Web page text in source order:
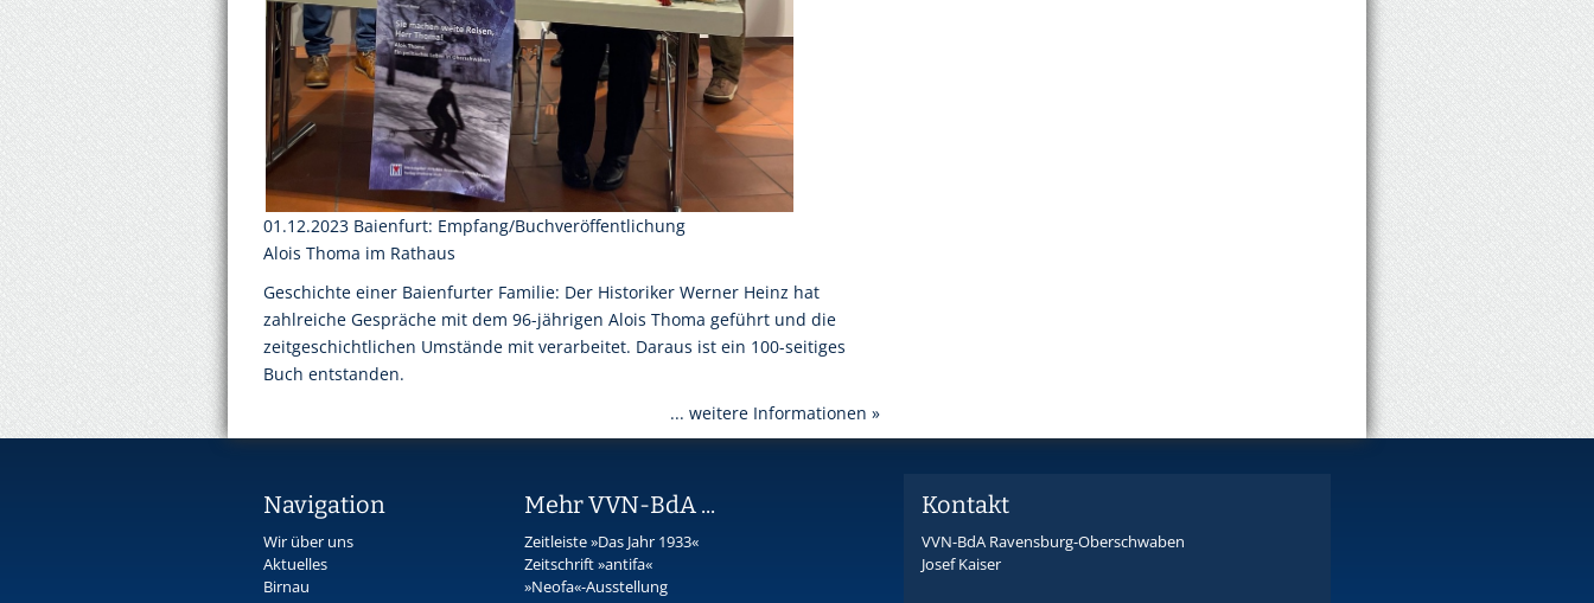
01.12.2023 Baienfurt: Empfang/Buchveröffentlichung
Alois Thoma im Rathaus
Geschichte einer Baienfurter Familie: Der Historiker Werner Heinz hat
zahlreiche Gespräche mit dem 96-jährigen Alois Thoma geführt und die
zeitgeschichtlichen Umstände mit verarbeitet. Daraus ist ein 100-seitiges
Buch entstanden.
... weitere Informationen »
Navigation
Wir über uns
Aktuelles
Birnau
Mehr VVN-BdA ...
Zeitleiste »Das Jahr 1933«
Zeitschrift »antifa«
»Neofa«-Ausstellung
Kontakt
VVN-BdA Ravensburg-Oberschwaben
Josef Kaiser